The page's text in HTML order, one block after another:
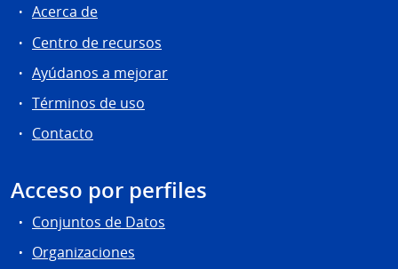
Acerca de
Centro de recursos
Ayúdanos a mejorar
Términos de uso
Contacto
Acceso por perfiles
Conjuntos de Datos
Organizaciones